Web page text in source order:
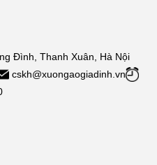
Đình, Thanh Xuân, Hà Nội
cskh@xuongaogiadinh.vn